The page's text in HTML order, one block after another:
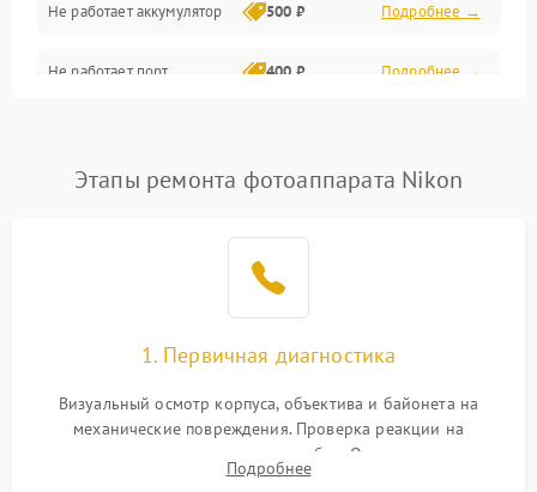
Программные сбои
Коммуникации и интерфейсы
Не работает аккумулятор 500 ₽ Подробнее →
Не работает порт 400 ₽ Подробнее →
Этапы ремонта фотоаппарата Nikon
1. Первичная диагностика
Визуальный осмотр корпуса, объектива и байонета на
механические повреждения. Проверка реакции на
включение, считывание кодов ошибок. Оценка состояния
матрицы и затвора, проверка работы автофокуса и вспышки.
Подробнее